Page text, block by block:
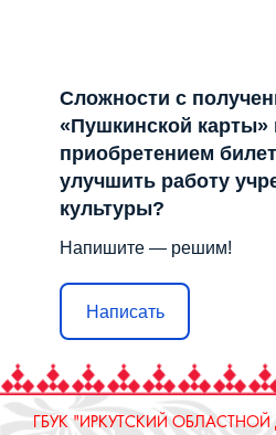
Сложности с
«Пушкинской карты»
приобретением
улучшить работу
культуры?
Напишите — решим!
Написать
ГБУК "ИРКУТСКИЙ